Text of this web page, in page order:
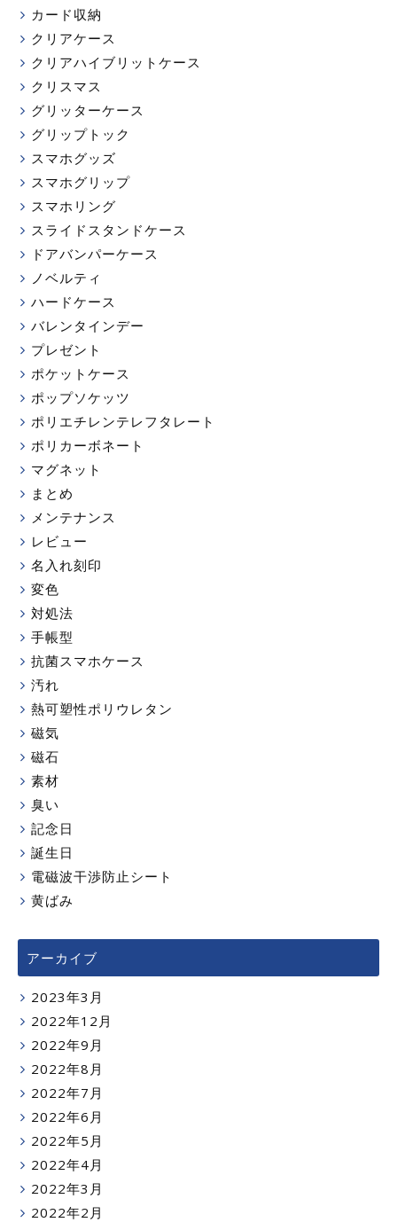
カード収納
クリアケース
クリアハイブリットケース
クリスマス
グリッターケース
グリップトック
スマホグッズ
スマホグリップ
スマホリング
スライドスタンドケース
ドアバンパーケース
ノベルティ
ハードケース
バレンタインデー
プレゼント
ポケットケース
ポップソケッツ
ポリエチレンテレフタレート
ポリカーボネート
マグネット
まとめ
メンテナンス
レビュー
名入れ刻印
変色
対処法
手帳型
抗菌スマホケース
汚れ
熱可塑性ポリウレタン
磁気
磁石
素材
臭い
記念日
誕生日
電磁波干渉防止シート
黄ばみ
アーカイブ
2023年3月
2022年12月
2022年9月
2022年8月
2022年7月
2022年6月
2022年5月
2022年4月
2022年3月
2022年2月